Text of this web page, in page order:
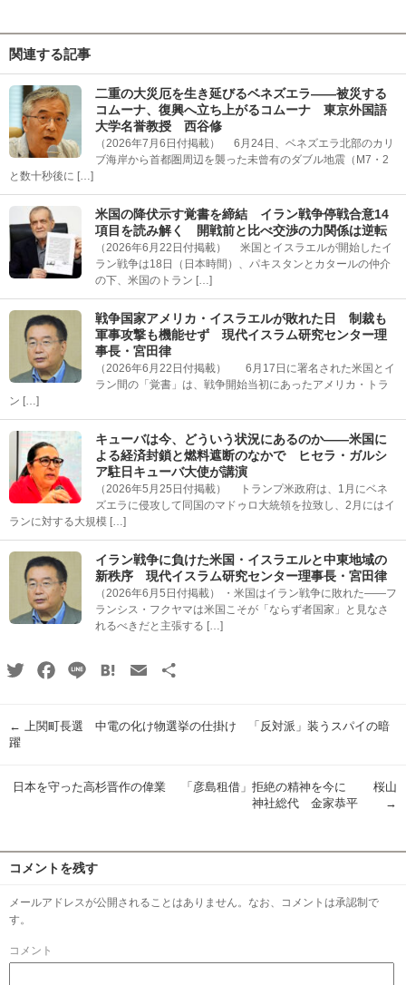
関連する記事
二重の大災厄を生き延びるベネズエラ――被災する
コムーナ、復興へ立ち上がるコムーナ 東京外国語
大学名誉教授 西谷修
（2026年7月6日付掲載） 6月24日、ベネズエラ北部のカリ
ブ海岸から首都圏周辺を襲った未曾有のダブル地震（M7・2
と数十秒後に […]
米国の降伏示す覚書を締結 イラン戦争停戦合意14
項目を読み解く 開戦前と比べ交渉の力関係は逆転
（2026年6月22日付掲載） 米国とイスラエルが開始したイ
ラン戦争は18日（日本時間）、パキスタンとカタールの仲介
の下、米国のトラン […]
戦争国家アメリカ・イスラエルが敗れた日 制裁も
軍事攻撃も機能せず 現代イスラム研究センター理
事長・宮田律
（2026年6月22日付掲載） 6月17日に署名された米国とイ
ラン間の「覚書」は、戦争開始当初にあったアメリカ・トラ
ン […]
キューバは今、どういう状況にあるのか――米国に
よる経済封鎖と燃料遮断のなかで ヒセラ・ガルシ
ア駐日キューバ大使が講演
（2026年5月25日付掲載） トランプ米政府は、1月にベネ
ズエラに侵攻して同国のマドゥロ大統領を拉致し、2月にはイ
ランに対する大規模 […]
イラン戦争に負けた米国・イスラエルと中東地域の
新秩序 現代イスラム研究センター理事長・宮田律
（2026年6月5日付掲載） ・米国はイラン戦争に敗れた――フ
ランシス・フクヤマは米国こそが「ならず者国家」と見なさ
れるべきだと主張する […]
TwitterFacebook
Line HatenaEmail
←
上関町長選 中電の化け物選挙の仕掛け 「反対派」装うスパイの暗
躍
日本を守った高杉晋作の偉業 「彦島租借」拒絶の精神を今に 桜山
神社総代 金家恭平
→
コメントを残す
メールアドレスが公開されることはありません。なお、コメントは承認制で
す。
コメント